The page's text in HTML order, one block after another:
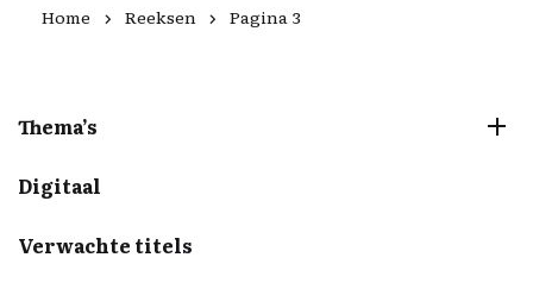
Home Reeksen Pagina 3
Thema’s
Digitaal
Verwachte titels